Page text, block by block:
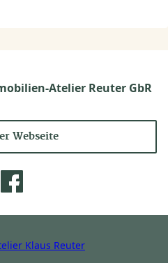
Atelier Reuter GbR
Webseite
Klaus Reuter